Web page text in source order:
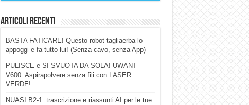
Articoli Recenti
BASTA FATICARE! Questo robot tagliaerba lo
appoggi e fa tutto lui! (Senza cavo, senza App)
PULISCE e SI SVUOTA DA SOLA! UWANT
V600: Aspirapolvere senza fili con LASER
VERDE!
NUASI B2-1: trascrizione e riassunti AI per le tue